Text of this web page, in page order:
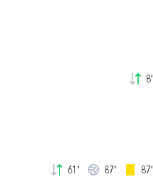
8'
61' 87' 87'